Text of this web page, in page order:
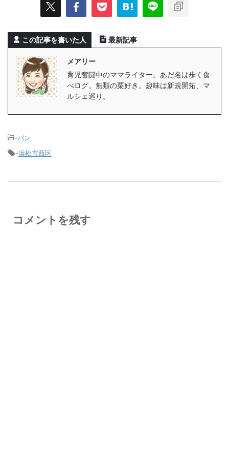
この記事を書いた人 最新記事
メアリー
育児奮闘中のママライター。あだ名は歩く食
べログ。無類の栗好き。趣味は新規開拓、マ
ルシェ巡り。
-パン
-浜松市西区
コメントを残す